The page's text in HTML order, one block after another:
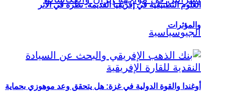
أوغندا والقوة الدولية في غزة: هل يتحقق وعد موهوزي بحماية
العلوم التطبيقية في إفريقيا القديمة: نظرة في الأثر
والمؤثرات